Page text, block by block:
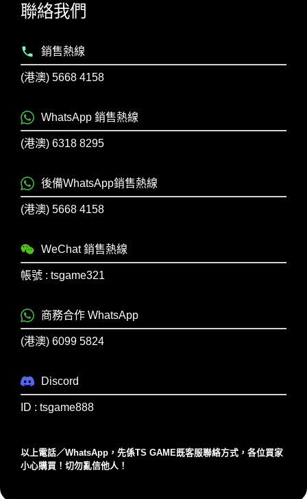
聯絡我們
銷售熱線
(港澳) 5668 4158
WhatsApp 銷售熱線
(港澳) 6318 8295
後備WhatsApp銷售熱線
(港澳) 5668 4158
WeChat 銷售熱線
帳號 : tsgame321
商務合作 WhatsApp
(港澳) 6099 5824
Discord
ID : tsgame888
以上電話／WhatsApp，先係TS GAME既客服聯絡⽅式，各位買家
⼩⼼購買！切勿亂信他⼈！